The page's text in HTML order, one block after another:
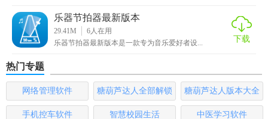
2. 通过滑动或点击界面上的按钮调整节拍速度和节奏模式。
4. 开始练习，软件将按照设定的节奏播放节拍音。
5. 使用录音功能记录练习过程，随时回放检查。
乐器节拍器最新版本
29.41M 6人在用
乐器节拍器最新版本是一款专为音乐爱好者设...
下载
热门专题
网络管理软件
糖葫芦达人全部解锁
版
糖葫芦达人版本大全
手机控车软件 智慧校园生活 中医学习软件